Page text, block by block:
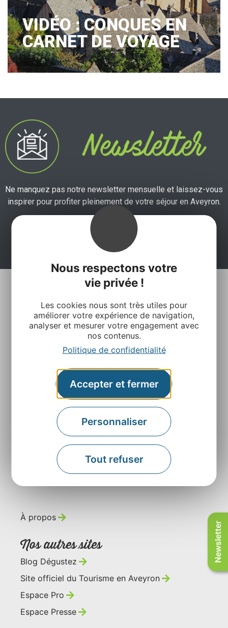
Nous respectons votre
vie privée !
Les cookies nous sont très utiles pour
améliorer votre expérience de navigation,
analyser et mesurer votre engagement avec
nos contenus.
Politique de confidentialité
Accepter et fermer
Personnaliser
Tout refuser
VIDÉO : CONQUES EN
CARNET DE VOYAGE
Ne manquez pas notre newsletter mensuelle et laissez-vous
inspirer pour profiter pleinement de votre séjour en Aveyron.
Je m'abonne ici
Tourisme de l’Aveyron
Rue Louis Blanc – BP831 – 12008 Rodez
Contactez-nous
Retrouvez-nous sur
À propos
Nos autres sites
Blog Dégustez
Site officiel du Tourisme en Aveyron
Espace Pro
Espace Presse
Newsletter